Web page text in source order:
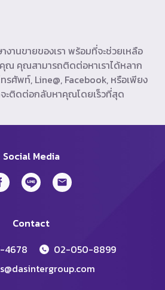
านขายของเรา พร้อมที่จะช่วยเหลือ
ณ คุณสามารถติดต่อหาเราได้หลาก
รศัพท์, Line@, Facebook, หรือเพียง
ะติดต่อกลับหาคุณโดยเร็วที่สุด
Social Media
Contact
4678
02-050-8899